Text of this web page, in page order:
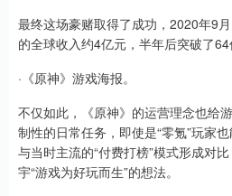
最终这场豪赌取得了成功，2020年9
的全球收入约4亿元，半年后突破了64
·《原神》游戏海报。
不仅如此，《原神》的运营理念也给
制性的日常任务，即使是“零氪”玩家
与当时主流的“付费打榜”模式形成对
宇“游戏为好玩而生”的想法。